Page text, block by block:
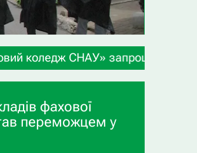
запрошує учнів 9-х та 11-
фахової
переможцем у